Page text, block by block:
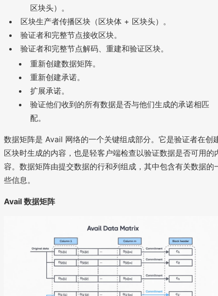
区块头）。
区块生产者传播区块（区块体 + 区块头）。
验证者和完整节点接收区块。
验证者和完整节点解码、重建和验证区块。
重新创建数据矩阵。
重新创建承诺。
扩展承诺。
验证他们收到的所有数据是否与他们生成的承诺相匹
配。
数据矩阵是 Avail 网络的一个关键组成部分。它是验证者在创
区块时生成的内容，也是轻客户端检查以验证数据是否可用的
容。数据矩阵由提交数据的行和列组成，其中包含有关数据的
些信息。
Avail 数据矩阵